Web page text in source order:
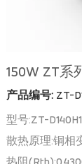
150W ZT系
产品编号:ZT-
型号:ZT-
散热原理:铜相